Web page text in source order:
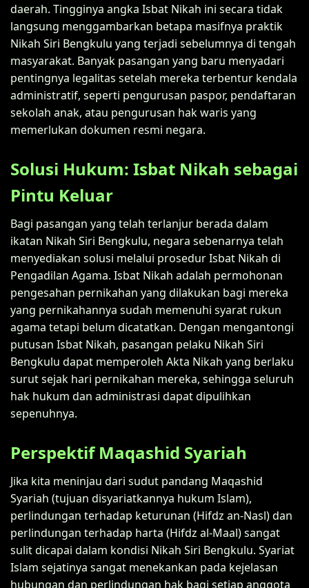
daerah. Tingginya angka Isbat Nikah ini secara tidak
langsung menggambarkan betapa masifnya praktik
Nikah Siri Bengkulu yang terjadi sebelumnya di tengah
masyarakat. Banyak pasangan yang baru menyadari
pentingnya legalitas setelah mereka terbentur kendala
administratif, seperti pengurusan paspor, pendaftaran
sekolah anak, atau pengurusan hak waris yang
memerlukan dokumen resmi negara.
Solusi Hukum: Isbat Nikah sebagai
Pintu Keluar
Bagi pasangan yang telah terlanjur berada dalam
ikatan Nikah Siri Bengkulu, negara sebenarnya telah
menyediakan solusi melalui prosedur Isbat Nikah di
Pengadilan Agama. Isbat Nikah adalah permohonan
pengesahan pernikahan yang dilakukan bagi mereka
yang pernikahannya sudah memenuhi syarat rukun
agama tetapi belum dicatatkan. Dengan mengantongi
putusan Isbat Nikah, pasangan pelaku Nikah Siri
Bengkulu dapat memperoleh Akta Nikah yang berlaku
surut sejak hari pernikahan mereka, sehingga seluruh
hak hukum dan administrasi dapat dipulihkan
sepenuhnya.
Perspektif Maqashid Syariah
Jika kita meninjau dari sudut pandang Maqashid
Syariah (tujuan disyariatkannya hukum Islam),
perlindungan terhadap keturunan (Hifdz an-Nasl) dan
perlindungan terhadap harta (Hifdz al-Maal) sangat
sulit dicapai dalam kondisi Nikah Siri Bengkulu. Syariat
Islam sejatinya sangat menekankan pada kejelasan
hubungan dan perlindungan hak bagi setiap anggota